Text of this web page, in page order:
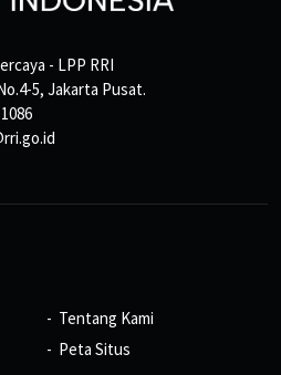
- LPP RRI
5, Jakarta Pusat.
Tentang Kami
Peta Situs